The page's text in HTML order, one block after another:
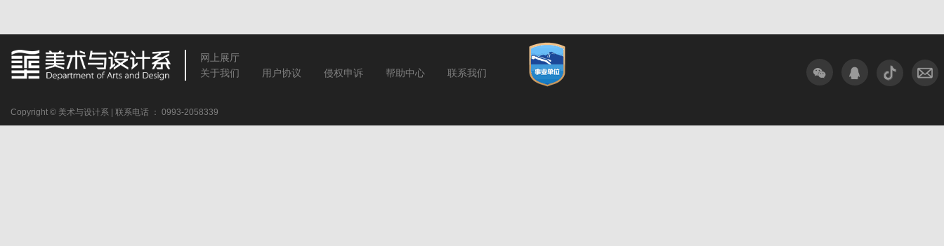
网上展厅
关于我们
用户协议 侵权申诉 帮助中心 联系我们
Copyright © 美术与设计系 | 联系电话 ： 0993-2058339